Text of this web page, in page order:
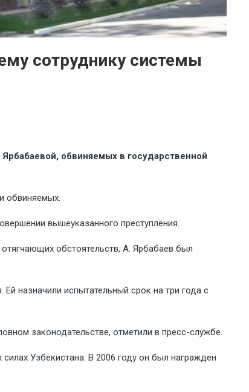
сотруднику системы
обвиняемых в государственной
обвиняемых.
вышеуказанного преступления.
обстоятельств, А. Ярбабаев был
назначили испытательный срок на три года с
законодательстве, отметили в пресс-службе.
Узбекистана. В 2006 году он был награжден